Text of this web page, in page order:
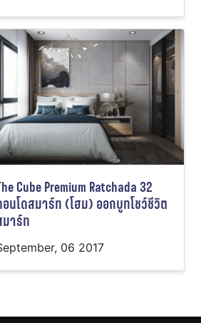
Cube Premium Ratchada 32
นโดสมาร์ท (โฮม) ออกบูทโชว์ชีวิต
าร์ท
06 2017